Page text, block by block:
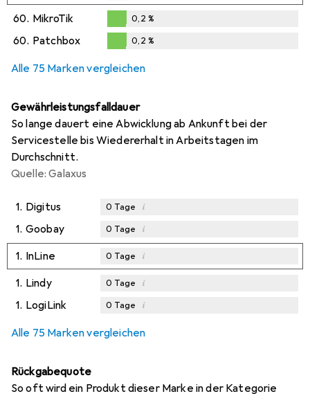
0,2%
60. MikroTik
0,2%
0,2 %
60. Patchbox 0,2 %
Alle 75 Marken vergleichen
Gewährleistungsfalldauer
So lange dauert eine Abwicklung ab Ankunft bei der
Servicestelle bis Wiedererhalt in Arbeitstagen im
Durchschnitt.
Quelle: Galaxus
1. Digitus 0 Tage i
1. Goobay 0 Tage i
1. InLine 0 Tage i
1. Lindy 0 Tage i
1. LogiLink 0 Tage i
Alle 75 Marken vergleichen
Rückgabequote
So oft wird ein Produkt dieser Marke in der Kategorie